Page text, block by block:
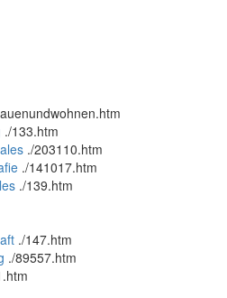
./133.htm
./203110.htm
./141017.htm
./139.htm
./147.htm
./89557.htm